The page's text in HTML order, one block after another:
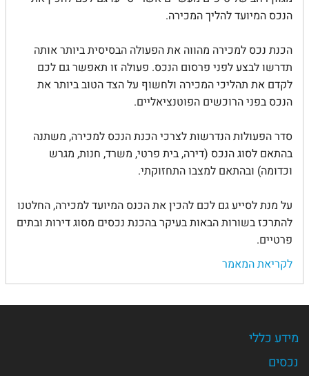
הנכס המיועד להליך המכירה.
הכנת נכס למכירה מהווה את הפעולה הבסיסית ביותר אותה
תדרשו לבצע לפני פרסום הנכס. פעולה זו תאפשר גם לכם
לקדם את תהליכי המכירה ולחשוף על הצד הטוב ביותר את
הנכס בפני הרוכשים הפוטנציאליים.
סדר הפעולות הנדרשות לצרכי הכנת הנכס למכירה, משתנה
בהתאם לסוג הנכס (דירה, בית פרטי, משרד, חנות, מגרש
וכדומה) ובהתאם למצבו התחזוקתי.
על מנת לסייע גם לכם להכין את הכנס המיועד למכירה, החלטנו
להתרכז בשורות הבאות בעיקר בהכנת נכסים מסוג דירות ובתים
פרטיים.
לקריאת המאמר
מידע כללי
נכסים